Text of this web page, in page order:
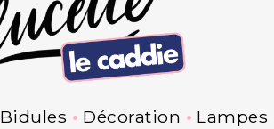
Bidules Décoration
Lampes